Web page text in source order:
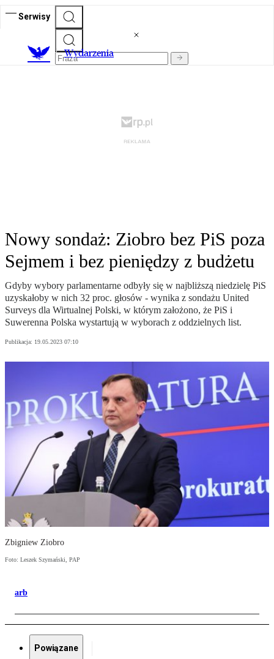
Serwisy
Wydarzenia
Nowy sondaż: Ziobro bez PiS poza
Sejmem i bez pieniędzy z budżetu
Gdyby wybory parlamentarne odbyły się w najbliższą niedzielę PiS
uzyskałoby w nich 32 proc. głosów - wynika z sondażu United
Surveys dla Wirtualnej Polski, w którym założono, że PiS i
Suwerenna Polska wystartują w wyborach z oddzielnych list.
Publikacja: 19.05.2023 07:10
Zbigniew Ziobro
Foto: Leszek Szymański, PAP
arb
Powiązane